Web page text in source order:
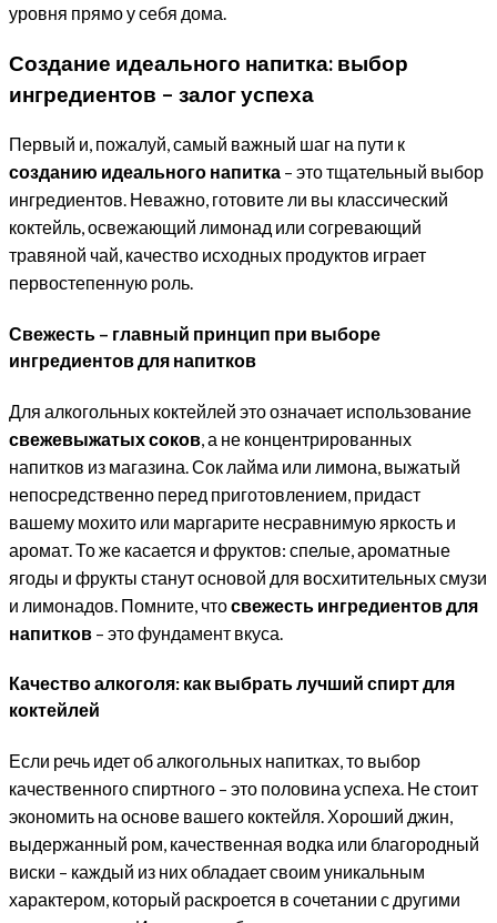
уровня прямо у себя дома.
Создание идеального напитка: выбор
ингредиентов – залог успеха
Первый и, пожалуй, самый важный шаг на пути к
созданию идеального напитка – это тщательный выбор
ингредиентов. Неважно, готовите ли вы классический
коктейль, освежающий лимонад или согревающий
травяной чай, качество исходных продуктов играет
первостепенную роль.
Свежесть – главный принцип при выборе
ингредиентов для напитков
Для алкогольных коктейлей это означает использование
свежевыжатых соков , а не концентрированных
напитков из магазина. Сок лайма или лимона, выжатый
непосредственно перед приготовлением, придаст
вашему мохито или маргарите несравнимую яркость и
аромат. То же касается и фруктов: спелые, ароматные
ягоды и фрукты станут основой для восхитительных смузи
и лимонадов. Помните, чтосвежесть ингредиентов для
напитков – это фундамент вкуса.
Качество алкоголя: как выбрать лучший спирт для
коктейлей
Если речь идет об алкогольных напитках, то выбор
качественного спиртного – это половина успеха. Не стоит
экономить на основе вашего коктейля. Хороший джин,
выдержанный ром, качественная водка или благородный
виски – каждый из них обладает своим уникальным
характером, который раскроется в сочетании с другими